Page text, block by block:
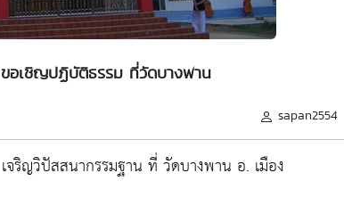
อเชิญปฏิบัติธรรม ที่วัดบางพาน
sapan2554
ริญวิปัสสนากรรมฐาน ที่ วัดบางพาน อ. เมือง